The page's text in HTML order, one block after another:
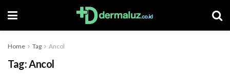
Home Tag Ancol
Tag:Ancol